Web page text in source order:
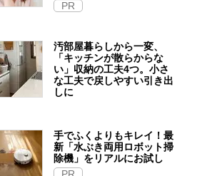
PR
汚部屋暮らしから一変、
「キッチンが散らからな
い」収納の工夫4つ。小さ
な工夫で戻しやすい引き出
しに
手でふくよりもキレイ！最
新「水ぶき両用ロボット掃
除機」をリアルにお試し